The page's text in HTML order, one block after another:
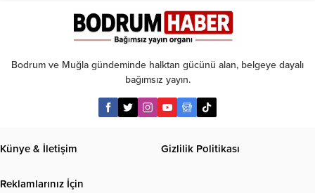
Bodrum ve Muğla gündeminde halktan gücünü alan, belgeye dayalı
bağımsız yayın.
Künye & İletişim Gizlilik Politikası
Reklamlarınız İçin